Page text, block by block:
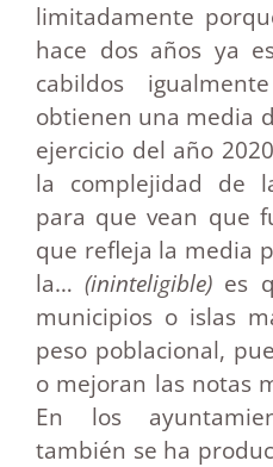
limitadamente
hace dos años ya
cabildos
obtienen una media
ejercicio del año
la complejidad de
para que vean que
que refleja la media
la…(ininteligible) es
municipios o islas
peso poblacional,
o mejoran las notas
En los
también se ha